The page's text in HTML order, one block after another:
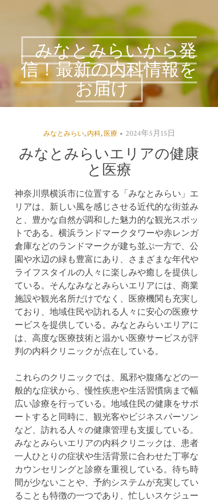
みなとみらいから発
信！最新の内科情報を
お届け
みなとみらい, 内科, 医療 2024年5月15日
みなとみらいエリアの健康
と医療
神奈川県横浜市に位置する「みなとみらい」エ
リアは、新しい風を感じさせる近代的な街並み
と、豊かな自然が調和した魅力的な観光スポッ
トである。 横浜ランドマークタワーや赤レンガ
倉庫などのランドマークが建ち並ぶ一方で、公
園や水辺の緑も豊富にあり、さまざまな年代や
ライフスタイルの人々に楽しみや癒しを提供し
ている。そんなみなとみらいエリアには、商業
施設や観光名所だけでなく、医療機関も充実し
ており、地域住民や訪れる人々に安心の医療サ
ービスを提供している。みなとみらいエリアに
は、高度な医療技術と温かい医療サービスが評
判の内科クリニックが点在している。
これらのクリニックでは、風邪や腹痛などの一
般的な症状から、慢性疾患や生活習慣病まで幅
広い診療を行っている。地域住民の健康をサポ
ートすると同時に、観光客やビジネスパーソン
など、訪れる人々の健康管理も支援している。
みなとみらいエリアの内科クリニックは、患者
一人ひとりの症状や生活背景に合わせた丁寧な
カウンセリングと診療を重視している。待ち時
間が少ないことや、予約システムが充実してい
ることも特徴の一つであり、忙しいスケジュー